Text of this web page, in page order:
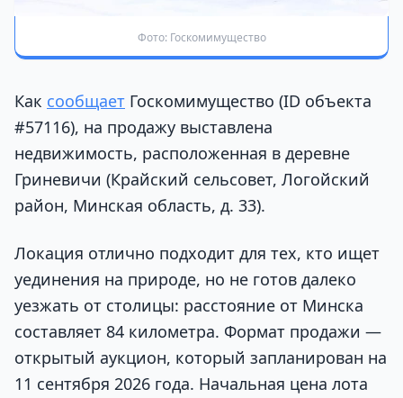
Фото: Госкомимущество
Как сообщает Госкомимущество (ID объекта
#57116), на продажу выставлена
недвижимость, расположенная в деревне
Гриневичи (Крайский сельсовет, Логойский
район, Минская область, д. 33).
Локация отлично подходит для тех, кто ищет
уединения на природе, но не готов далеко
уезжать от столицы: расстояние от Минска
составляет 84 километра. Формат продажи —
открытый аукцион, который запланирован на
11 сентября 2026 года. Начальная цена лота